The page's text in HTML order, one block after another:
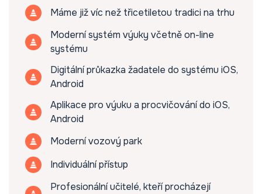
Máme již víc než třicetiletou tradici na trhu
Moderní systém výuky včetně on-line
systému
Digitální průkazka žadatele do systému iOS,
Android
Aplikace pro výuku a procvičování do iOS,
Android
Moderní vozový park
Individuální přístup
Profesionální učitelé, kteří procházejí